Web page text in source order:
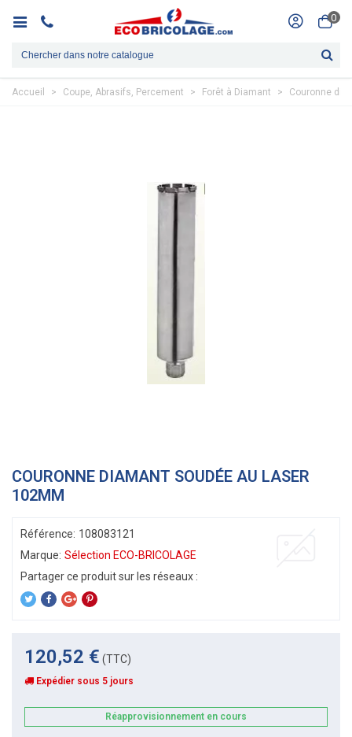
0
Accueil > Coupe, Abrasifs, Percement > Forêt à Diamant > Couronne
COURONNE DIAMANT SOUDÉE AU LASER
102MM
Référence: 108083121
Marque: Sélection ECO-BRICOLAGE
120,52 € (TTC)
Expédier sous 5 jours
Réapprovisionnement en cours